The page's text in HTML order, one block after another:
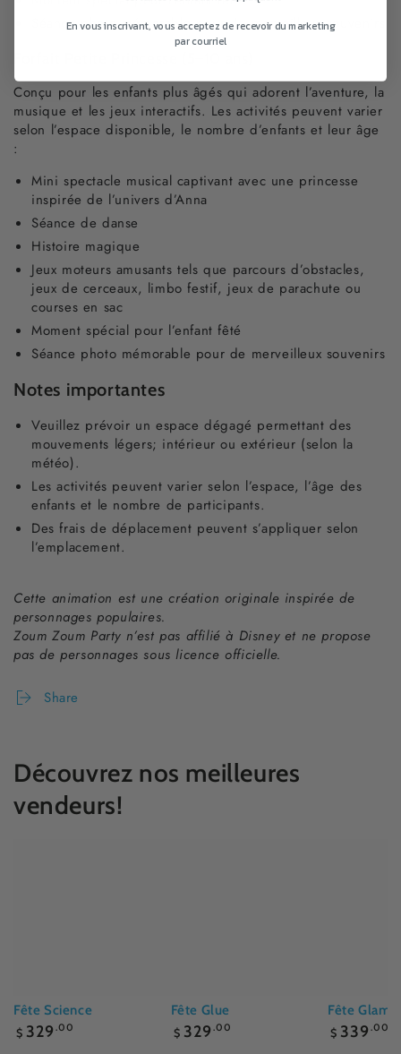
Séance photo mémorable pour de merveilleux souvenirs
Conçu pour les enfants plus âgés qui adorent l’aventure, la
musique et les jeux interactifs. Les activités peuvent varier
selon l’espace disponible, le nombre d’enfants et leur âge
:
Mini spectacle musical captivant avec une princesse
inspirée de l’univers d’Anna
Séance de danse
Histoire magique
Jeux moteurs amusants tels que parcours d’obstacles,
jeux de cerceaux, limbo festif, jeux de parachute ou
courses en sac
Moment spécial pour l’enfant fêté
Séance photo mémorable pour de merveilleux souvenirs
Notes importantes
Veuillez prévoir un espace dégagé permettant des
mouvements légers; intérieur ou extérieur (selon la
météo).
Les activités peuvent varier selon l’espace, l’âge des
enfants et le nombre de participants.
Des frais de déplacement peuvent s’appliquer selon
l’emplacement.
Cette animation est une création originale inspirée de
personnages populaires.
Zoum Zoum Party n’est pas affilié à Disney et ne propose
pas de personnages sous licence officielle.
Share
Découvrez nos meilleures
vendeurs!
Fête Science
Prix
$ 329 .00
Fête Glue
Prix
$ 329 .00
Fête Glam
Prix
$ 339 .00
En vous inscrivant, vous acceptez de recevoir du marketing
par courriel